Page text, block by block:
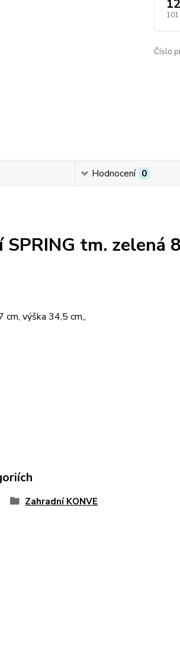
101
Číslo
Hodnocení 0
SPRING tm. zelená
cm, výška 34,5 cm,,
Zahradní KONVE